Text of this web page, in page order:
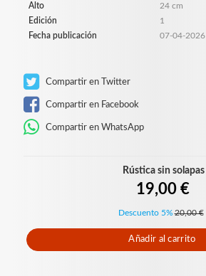
Alto
24 cm
Edición
1
Fecha publicación
07-04-2026
Compartir en Twitter
Compartir en Facebook
Compartir en WhatsApp
Rústica sin solapas
19,00 €
Descuento 5% 20,00 €
Añadir al carrito